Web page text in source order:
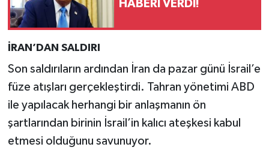
HABERİ VERDİ!
İRAN’DAN SALDIRI
Son saldırıların ardından İran da pazar günü İsrail’e
füze atışları gerçekleştirdi. Tahran yönetimi ABD
ile yapılacak herhangi bir anlaşmanın ön
şartlarından birinin İsrail’in kalıcı ateşkesi kabul
etmesi olduğunu savunuyor.